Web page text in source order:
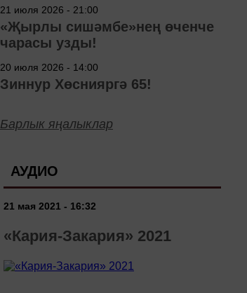
21 июля 2026 - 21:00
«Җырлы сишәмбе»нең өченче
чарасы узды!
20 июля 2026 - 14:00
Зиннур Хөснияргә 65!
Барлык яңалыклар
АУДИО
21 мая 2021 - 16:32
«Кария-Закария» 2021